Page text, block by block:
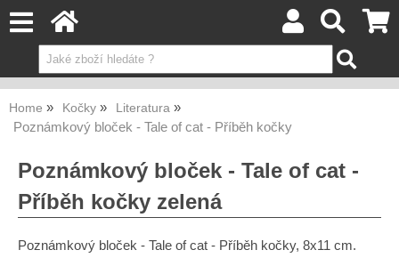
Home Kočky Literatura
Poznámkový bloček - Tale of cat - Příběh kočky
Poznámkový bloček - Tale of cat -
Příběh kočky zelená
Poznámkový bloček - Tale of cat - Příběh kočky, 8x11 cm.